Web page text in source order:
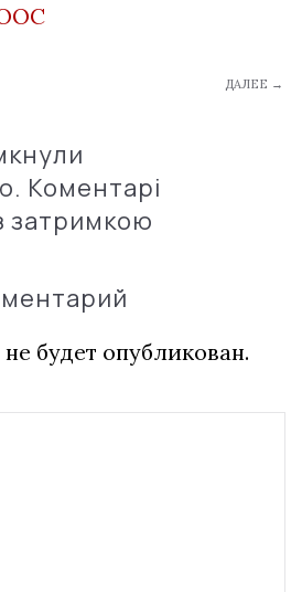
ДАЛЕЕ →
Коментарі
затримкою
будет опубликован.